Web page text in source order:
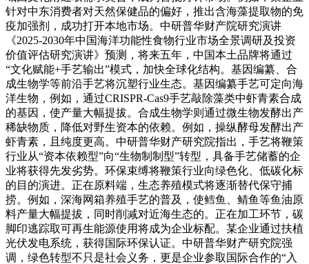
针对中东消费者对天然保健品的偏好，推出含海藻提取物的免
疫加强剂，成功打开本地市场。中研普华财产院研究演讲
《2025-2030年中国海洋功能性食物行业市场全景调研及投资
价值评估研究演讲》预测，将来五年，中国本土品牌将通过
“文化赋能+手艺输出”模式，加快全球化结构。基因编纂、合
成生物学等前沿手艺将沉塑行业生态。基因编纂手艺可定向海
洋生物，例如，通过CRISPR-Cas9手艺敲除藻类中虾青素合成
的基因，使产量大幅提拔。合成生物学则通过微生物发酵出产
稀缺物质，降低对野生资本的依赖。例如，操纵酵母发酵出产
虾青素，且纯度更高。中研普华财产研究院指出，手艺将鞭策
行业从“资本依赖型”向“生物制制型”转型，具备手艺储蓄的企
业将获得先发劣势。环保束缚将鞭策行业向绿色化、低碳化标
的目的演进。正在原料端，生态养殖模式将逐渐替代保守捕
捞。例如，深海网箱养殖手艺的普及，使鳕鱼、鲭鱼等鱼油原
料产量大幅提拔，同时削减对近海生态的。正在加工环节，碳
脚印逃踪取可再生能源使用将成为企业标配。某企业通过扶植
光伏发电系统，获得国际环保认证。中研普华财产研究院强
调，绿色转型不只是社会义务，更是企业参取国际合作的“入